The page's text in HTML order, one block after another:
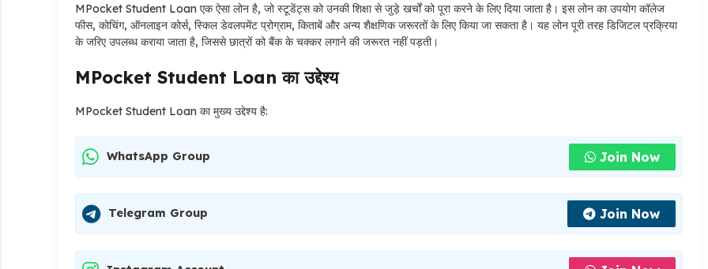
MPocket Student Loan एक ऐसा लोन है, जो स्टूडेंट्स को उनकी शिक्षा से जुड़े खर्चों को पूरा करने के लिए दिया जाता है। इस लोन का उपयोग कॉलेज
फीस, कोचिंग, ऑनलाइन कोर्स, स्किल डेवलपमेंट प्रोग्राम, किताबें और अन्य शैक्षणिक जरूरतों के लिए किया जा सकता है। यह लोन पूरी तरह डिजिटल प्रक्रिया
के जरिए उपलब्ध कराया जाता है, जिससे छात्रों को बैंक के चक्कर लगाने की जरूरत नहीं पड़ती।
MPocket Student Loan का उद्देश्य
MPocket Student Loan का मुख्य उद्देश्य है:
WhatsApp Group Join Now
Telegram Group Join Now